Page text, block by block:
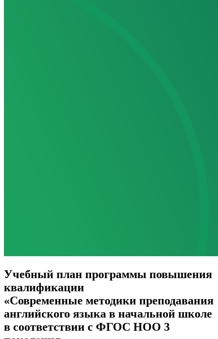
Учебный план программы повышения
квалификации
«Современные методики преподавания
английского языка в начальной школе
в соответствии с ФГОС НОО 3